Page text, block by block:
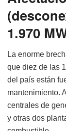
1.970
La enorme
que diez de las
del país están
mantenimiento.
centrales de
y otras dos